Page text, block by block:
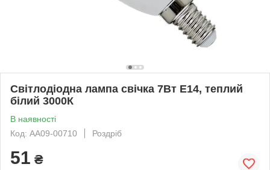
Світлодіодна лампа свічка 7Вт Е14, теплий
білий 3000К
В наявності
Код: AA09-00710
Роздріб
51 ₴